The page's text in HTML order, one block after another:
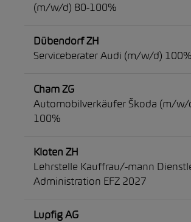
(m/w/d) 80-100%
Dübendorf ZH
Serviceberater Audi (m/w/d) 100%
Cham ZG
Automobilverkäufer Škoda (m/w/
100%
Kloten ZH
Lehrstelle Kauffrau/-mann
Administration EFZ 2027
Lupfig AG